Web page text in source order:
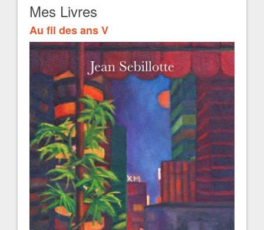
Mes Livres
Au fil des ans V